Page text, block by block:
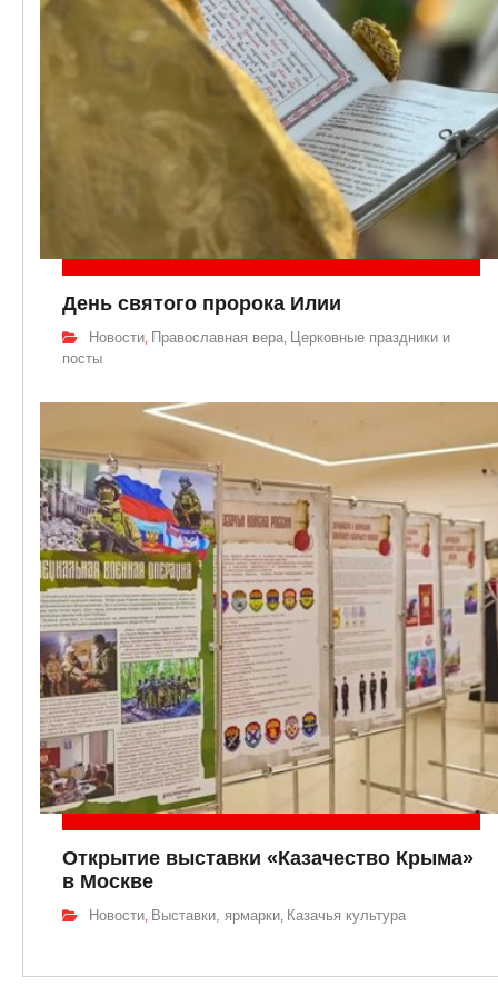
День святого пророка Илии
Новости, Православная вера, Церковные праздники и
посты
Открытие выставки «Казачество Крыма»
в Москве
Новости, Выставки, ярмарки, Казачья культура